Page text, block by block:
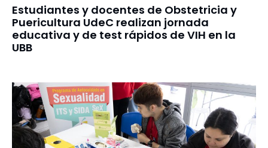
Estudiantes y docentes de Obstetricia y
Puericultura UdeC realizan jornada
educativa y de test rápidos de VIH en la
UBB